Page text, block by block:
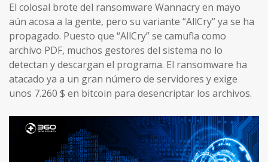
El colosal brote del ransomware Wannacry en mayo
aún acosa a la gente, pero su variante “AllCry” ya se ha
propagado. Puesto que “AllCry” se camufla como
archivo PDF, muchos gestores del sistema no lo
detectan y descargan el programa. El ransomware ha
atacado ya a un gran número de servidores y exige
unos 7.260 $ en bitcoin para desencriptar los archivos.